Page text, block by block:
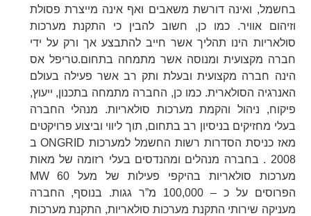
בחשמל, ואינה דורשת משאבים ואף אינה מייצרת פסולת
וזיהום אוויר. כמו כן, חשוב להבין כי התקנת מערכות
סולאריות הינו תהליך אשר חייב להתבצע אך ורק על ידי
חברה מקצועית ומנוסה אשר מתמחה בתחום.טריפל אס
הינה חברה מקצועית ובעלת ותק רב אשר פעילה בעולם
האנרגיה הסולארית. כמו כן, החברה מתמחה בתכנון, ייעוץ,
פיקוח, ניהול והקמת מערכות סולאריות. מנהלי החברה
בעלי מחזיקים בניסיון רב בתחום, תוך ליווי וביצוע פרויקטים
מאז כניסת הסדרות רשות החשמל למערכות ONGRID ב
2008 . בחברה מנהלים ומהנדסים בעלי רזומה של מאות
מערכות סולאריות בהיקפי פעילות של מעל 60 MW
הפרוסים על כ – 100,000 מ”ר גגות. בנוסף, החברה
מעניקה שירותי התקנת מערכות סולאריות, התקנת מערכות